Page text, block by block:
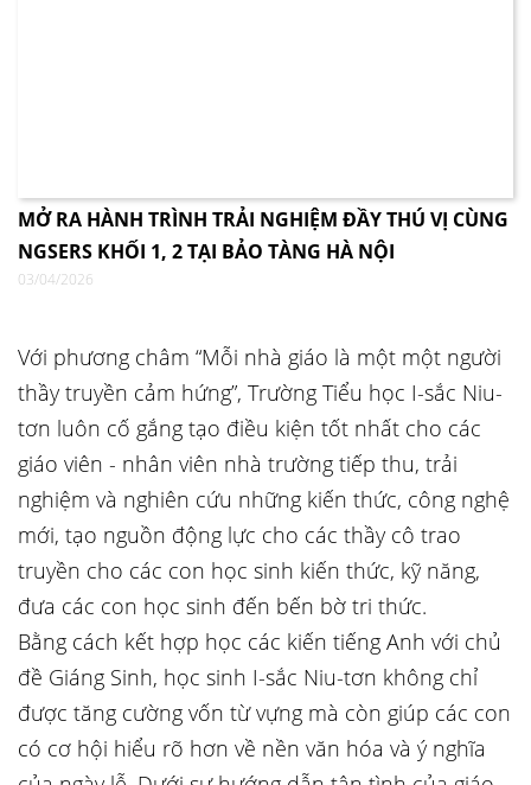
MỞ RA HÀNH TRÌNH TRẢI NGHIỆM ĐẦY THÚ VỊ CÙNG
NGSERS KHỐI 1, 2 TẠI BẢO TÀNG HÀ NỘI
03/04/2026
Với phương châm “Mỗi nhà giáo là một một người
thầy truyền cảm hứng”, Trường Tiểu học I-sắc Niu-
tơn luôn cố gắng tạo điều kiện tốt nhất cho các
giáo viên - nhân viên nhà trường tiếp thu, trải
nghiệm và nghiên cứu những kiến thức, công nghệ
mới, tạo nguồn động lực cho các thầy cô trao
truyền cho các con học sinh kiến thức, kỹ năng,
đưa các con học sinh đến bến bờ tri thức.
Bằng cách kết hợp học các kiến tiếng Anh với chủ
đề Giáng Sinh, học sinh I-sắc Niu-tơn không chỉ
được tăng cường vốn từ vựng mà còn giúp các con
có cơ hội hiểu rõ hơn về nền văn hóa và ý nghĩa